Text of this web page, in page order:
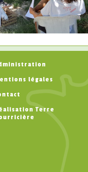
légales
Terre